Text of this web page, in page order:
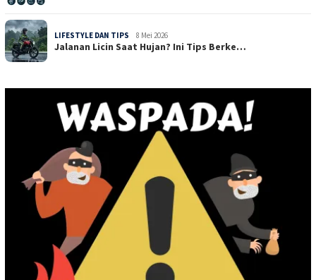
LIFESTYLE DAN TIPS 8 Mei 2026
Jalanan Licin Saat Hujan? Ini Tips Berke…